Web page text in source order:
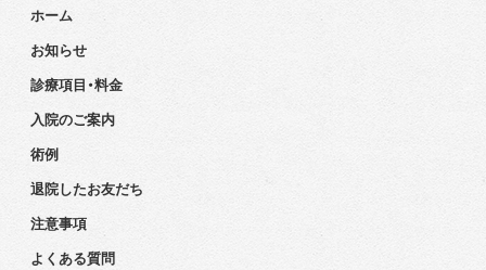
ホーム
お知らせ
診療項目・料金
入院のご案内
術例
退院したお友だち
注意事項
よくある質問